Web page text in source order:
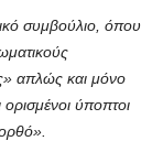
συμβούλιο, όπου
απλώς και μόνο
ύποπτοι